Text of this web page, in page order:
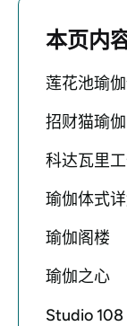
本页内
莲花池瑜
招财猫瑜伽
科达瓦里
瑜伽体式
瑜伽阁楼
瑜伽之心
Studio